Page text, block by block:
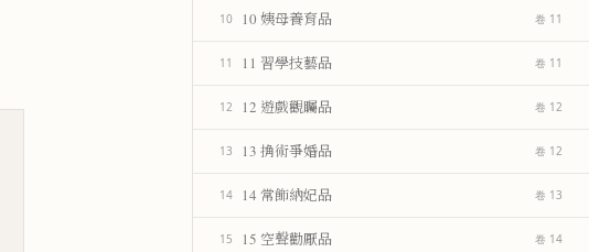
10 10 姨母養育品 卷 11
11 11 習學技藝品 卷 11
12 12 遊戲觀矚品 卷 12
13 13 捔術爭婚品 卷 12
14 14 常飾納妃品 卷 13
15 15 空聲勸厭品 卷 14